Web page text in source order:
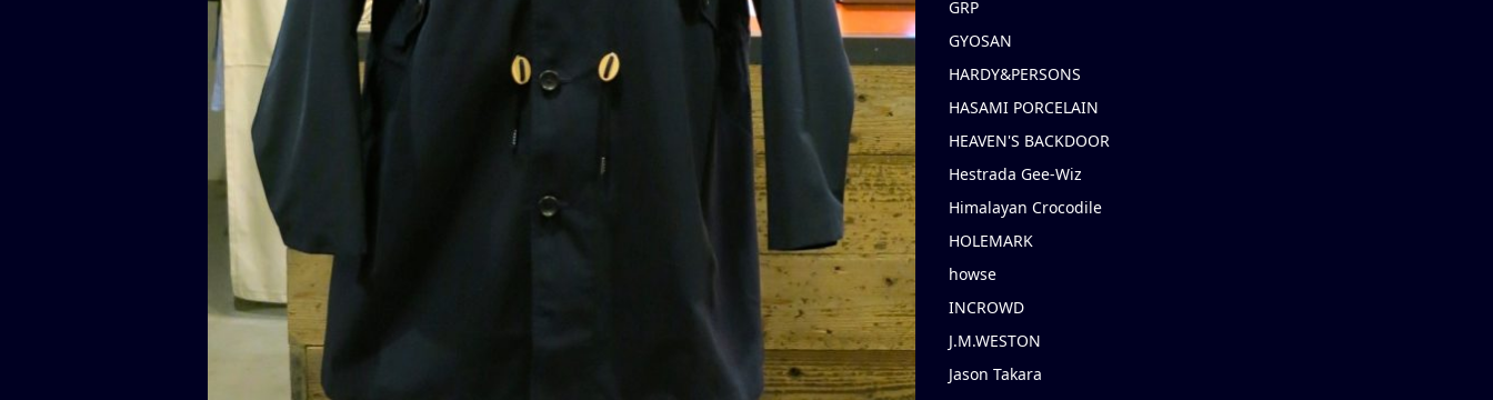
GRP
GYOSAN
HARDY&PERSONS
HASAMI PORCELAIN
HEAVEN'S BACKDOOR
Hestrada Gee-Wiz
Himalayan Crocodile
HOLEMARK
howse
INCROWD
J.M.WESTON
Jason Takara